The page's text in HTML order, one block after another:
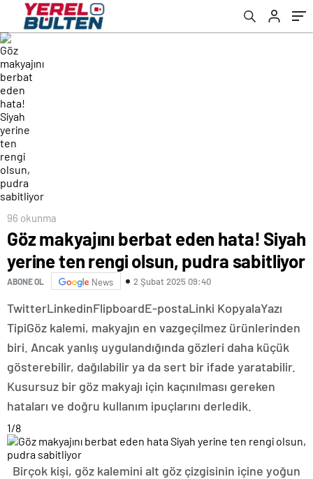
96 okunma
Göz makyajını berbat eden hata! Siyah
yerine ten rengi olsun, pudra sabitliyor
ABONE OL News 2 Şubat 2025 09:40
TwitterLinkedinFlipboardE-postaLinki KopyalaYazı
TipiGöz kalemi, makyajın en vazgeçilmez ürünlerinden
biri. Ancak yanlış uygulandığında gözleri daha küçük
gösterebilir, dağılabilir ya da sert bir ifade yaratabilir.
Kusursuz bir göz makyajı için kaçınılması gereken
hataları ve doğru kullanım ipuçlarını derledik.
1/8
Birçok kişi, göz kalemini alt göz çizgisinin içine yoğun